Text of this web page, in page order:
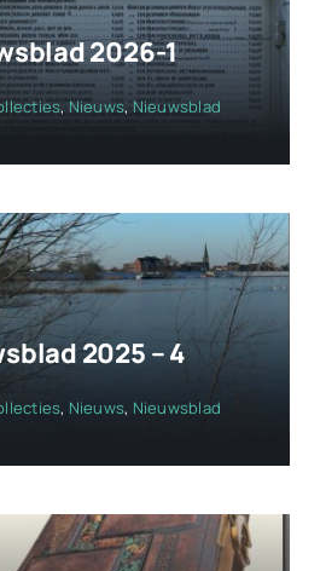
2026-1
, Nieuws, Nieuwsblad
2025 – 4
, Nieuws, Nieuwsblad